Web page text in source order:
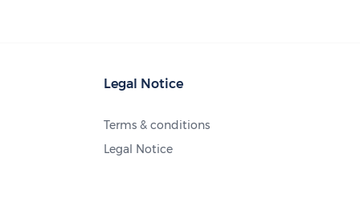
Legal Notice
Terms & conditions
Legal Notice